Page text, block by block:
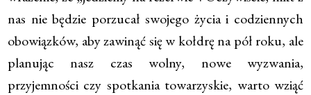
nas nie będzie porzucał swojego życia i codziennych
obowiązków, aby zawinąć się w kołdrę na pół roku, ale
planując nasz czas wolny, nowe wyzwania,
przyjemności czy spotkania towarzyskie, warto wziąć